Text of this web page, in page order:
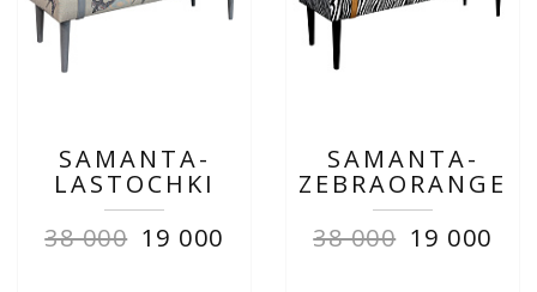
SAMANTA-
LASTOCHKI
38 000 19 000
SAMANTA-
ZEBRAORANGE
38 000 19 000